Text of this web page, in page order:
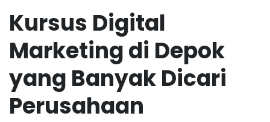
Kursus Digital
Marketing di Depok
yang Banyak Dicari
Perusahaan